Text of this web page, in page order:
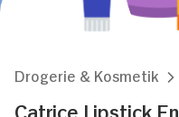
Drogerie & Kosmetik
Catrice Lipstick